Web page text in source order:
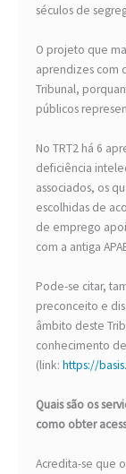
séculos de
O projeto que
aprendizes com
Tribunal,
públicos
No TRT2 há 6
deficiência
associados, os
escolhidas de
de emprego
com a antiga
Pode-se citar,
preconceito e
âmbito deste
conhecimento de
(link: https://
Quais são os
como obter
Acredita-se que